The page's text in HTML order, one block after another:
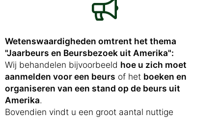
Wetenswaardigheden omtrent het thema
"Jaarbeurs en Beursbezoek uit Amerika":
Wij behandelen bijvoorbeeld hoe u zich moet
aanmelden voor een beurs of het boeken en
organiseren van een stand op de beurs uit
Amerika.
Bovendien vindt u een groot aantal nuttige